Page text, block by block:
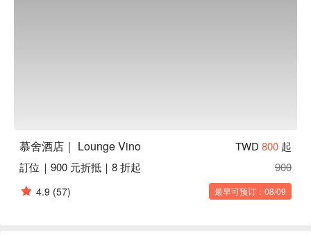
友情提示：提供免费 Wi-Fi。
西班牙传统炖牛尾 (Traditional Spanish Oxtail Stew) | 经典的浓
慕舍酒店｜ Lounge Vino TWD 800 起
訂位｜900 元折抵｜8 折起
900
4.9 (57) 最早可预订：08/09